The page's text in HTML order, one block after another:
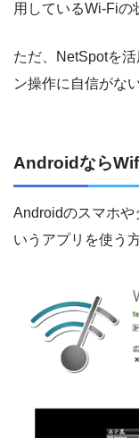
用しているWi-Fiの
ただ、NetSpotを
ン操作に自信がな
Androidなら
Androidのスマホや
いうアプリを使う